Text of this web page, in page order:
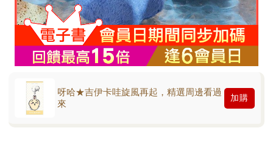
呀哈★吉伊卡哇旋風再起，精選周邊看過
來
加購